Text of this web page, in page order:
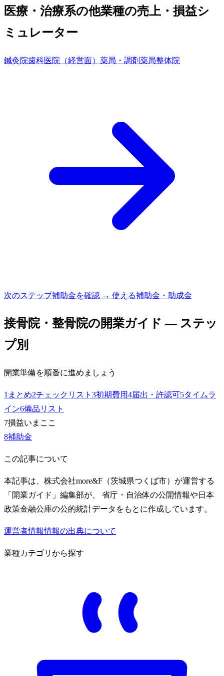
医療・治療系の他業種の売上・損益シ
ミュレーター
鍼灸院歯科医院（経営面） 薬局・調剤薬局整体院
次のステップ補助金を確認 → 使える補助金・助成金
接骨院・整骨院の開業ガイド — ステッ
プ別
開業準備を順番に進めましょう
1 まとめ2チェックリスト 3初期費用4届出・許認可5タイムラ
イン6備品リスト
7損益いまここ
8補助金
この記事について
本記事は、株式会社more&F（茨城県つくば市）が運営する
「開業ガイド」編集部が、 省庁・自治体の公開情報や日本
政策金融公庫の公的統計データをもとに作成しています。
運営者情報情報の出典について
業種カテゴリから探す